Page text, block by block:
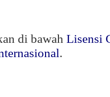
di bawah Lisensi
.